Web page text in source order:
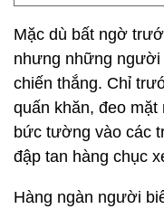
Mặc dù bất ngờ
nhưng những người
chiến thắng. Chỉ
quấn khăn, đeo mặt
bức tường vào các
đập tan hàng chục
Hàng ngàn người